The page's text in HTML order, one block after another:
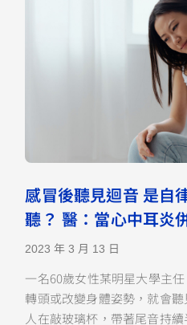
感冒後聽見迴音 是自
聽？ 醫：當心中耳炎
2023 年 3 月 13 日
一名60歲女性某明星大學主
轉頭或改變身體姿勢，就會
人在敲玻璃杯，帶著尾音持